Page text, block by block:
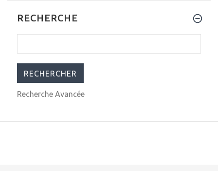
$129.00
RECHERCHE
Recherche Avancée